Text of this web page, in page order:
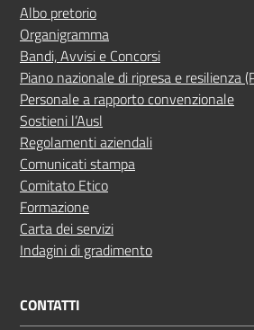
Albo pretorio
Organigramma
Bandi, Avvisi e Concorsi
Piano nazionale di ripresa e resilienza
Personale a rapporto convenzionale
Sostieni l’Ausl
Regolamenti aziendali
Comunicati stampa
Comitato Etico
Formazione
Carta dei servizi
Indagini di gradimento
CONTATTI